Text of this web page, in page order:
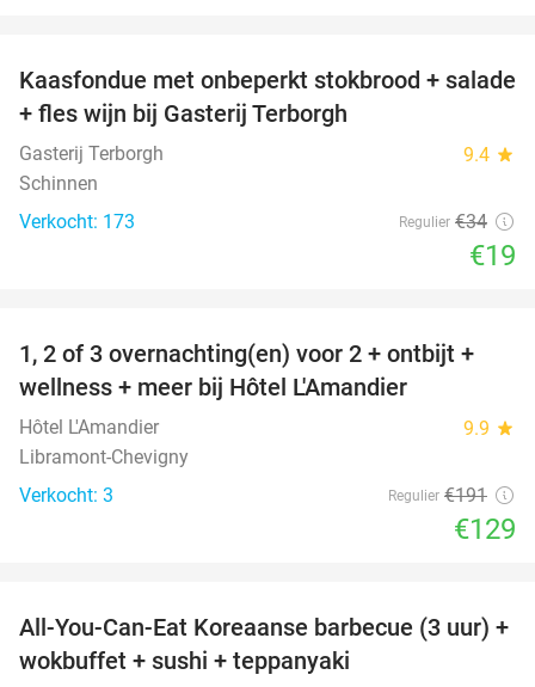
44%
Kaasfondue met onbeperkt stokbrood + salade
+ fles wijn bij Gasterij Terborgh
Gasterij Terborgh 9.4 star
Schinnen
Verkocht: 173
Regulier €34
€19
32%
TODAY
1, 2 of 3 overnachting(en) voor 2 + ontbijt +
wellness + meer bij Hôtel L'Amandier
Hôtel L'Amandier 9.9 star
Libramont-Chevigny
Verkocht: 3
Regulier €191
€129
21%
All-You-Can-Eat Koreaanse barbecue (3 uur) +
wokbuffet + sushi + teppanyaki